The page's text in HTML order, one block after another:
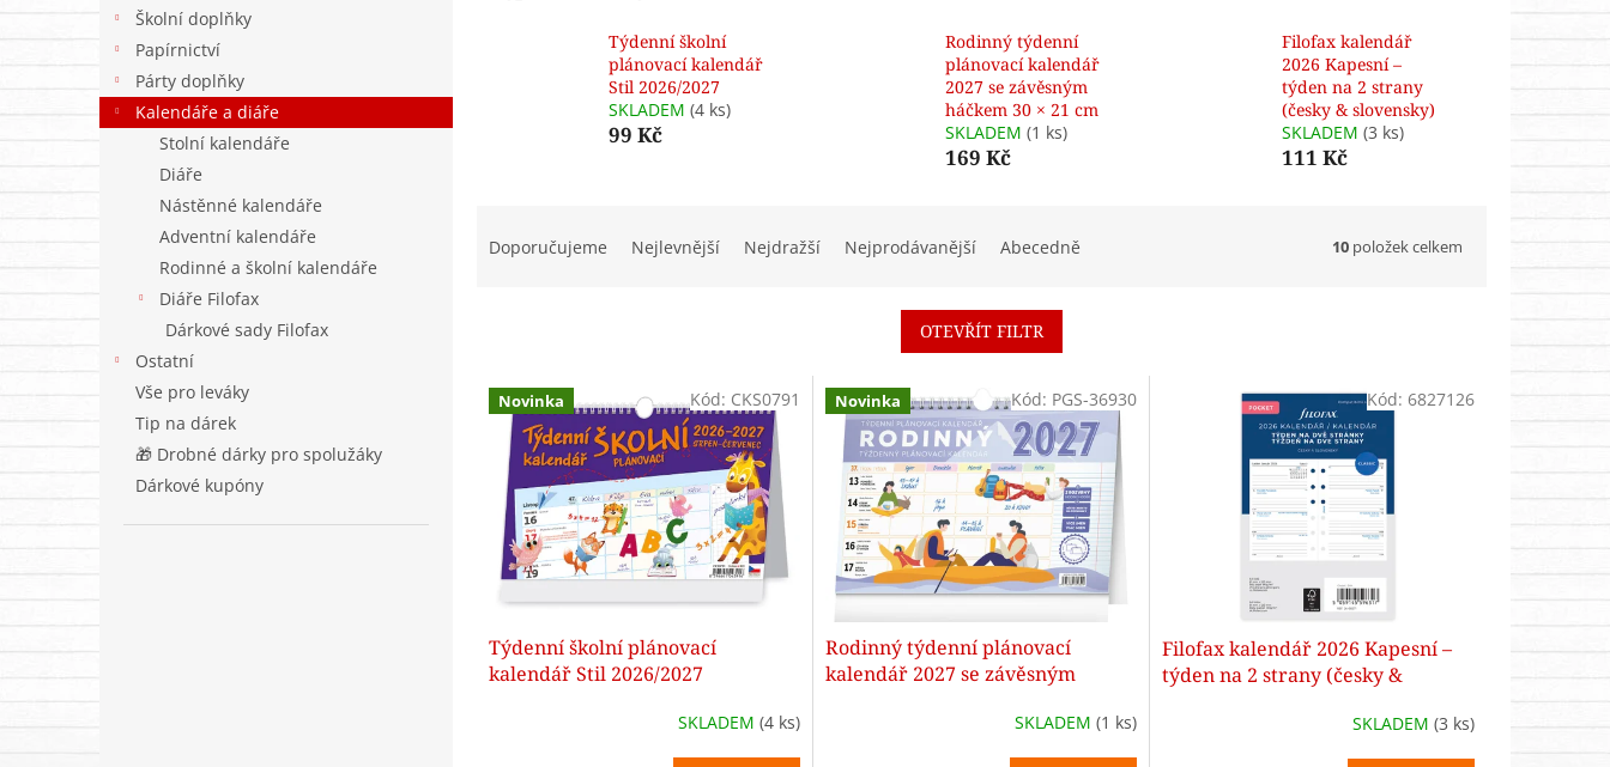
Školní doplňky
Papírnictví
Párty doplňky
Kalendáře a diáře
Stolní kalendáře
Diáře
Nástěnné kalendáře
Adventní kalendáře
Rodinné a školní kalendáře
Diáře Filofax
Dárkové sady Filofax
Ostatní
Vše pro leváky
Tip na dárek
🎁 Drobné dárky pro spolužáky
Dárkové kupóny
Týdenní školní
plánovací kalendář
Stil 2026/2027
SKLADEM (4 ks)
99 Kč
Rodinný týdenní
plánovací kalendář
2027 se závěsným
háčkem 30 × 21 cm
SKLADEM (1 ks)
169 Kč
Filofax kalendář
2026 Kapesní –
týden na 2 strany
(česky & slovensky)
SKLADEM (3 ks)
111 Kč
Doporučujeme Nejlevnější Nejdražší Nejprodávanější Abecedně 10 položek celkem
OTEVŘÍT FILTR
V
k
Novinka
Týdenní školní plánovací
kalendář Stil 2026/2027
SKLADEM (4 ks)
Kód: CKS0791 Novinka
Rodinný týdenní plánovací
kalendář 2027 se závěsným
SKLADEM (1 ks)
Kód: PGS-36930
Filofax kalendář 2026 Kapesní –
týden na 2 strany (česky &
SKLADEM (3 ks)
Kód: 6827126